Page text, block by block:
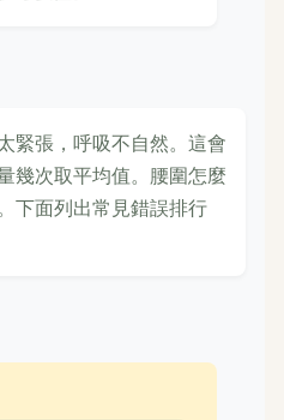
緊張，呼吸不自然。這會
幾次取平均值。腰圍怎麼
下面列出常見錯誤排行